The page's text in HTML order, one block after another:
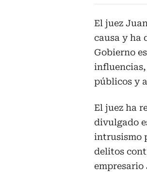
El juez
causa y ha
Gobierno
influencias,
públicos y
El juez ha
divulgado
intrusismo
delitos
empresario